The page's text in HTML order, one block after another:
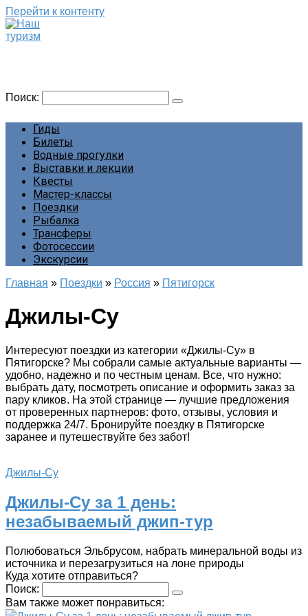
Перейти к контенту
Поиск:
Гиды
Билеты
Водные прогулки
Выставки и лекции
Квесты
Мастер-классы
Поездки
Рыбалка
Трансферы
Фотосессии
Экскурсии
Главная » Поездки » Россия » Пятигорск
Джилы-Су
Интересуют поездки из категории «Джилы-Су» в
Пятигорске? Мы собрали самые актуальные варианты —
удобно, надежно и по честным ценам. Все, что нужно:
выбрать дату, посмотреть описание и оформить заказ за
пару кликов. На этой странице — лучшие предложения
от проверенных партнеров: фото, отзывы, условия и
поддержка 24/7. Бронируйте поездку в Пятигорске
заранее и путешествуйте без забот!
Джилы-Су
Джилы-Су за 1 день:
незабываемый джип-тур
Полюбоваться Эльбрусом, набрать минеральной воды из
источника и перезагрузиться на лоне природы
Куда хотите отправиться?
Поиск:
Вам также может понравиться: